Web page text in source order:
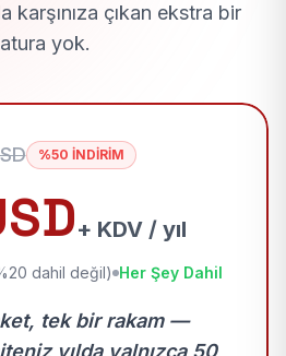
karşınıza çıkan ekstra bir
yok.
%50 İNDİRİM
+ KDV / yıl
dahil değil) Her Şey Dahil
tek bir rakam —
yılda yalnızca 50